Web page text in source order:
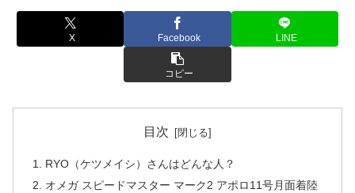
X Facebook LINE
コピー
目次
RYO（ケツメイシ）さんはどんな人？
オメガ スピードマスター マーク2 アポロ11号月面着陸